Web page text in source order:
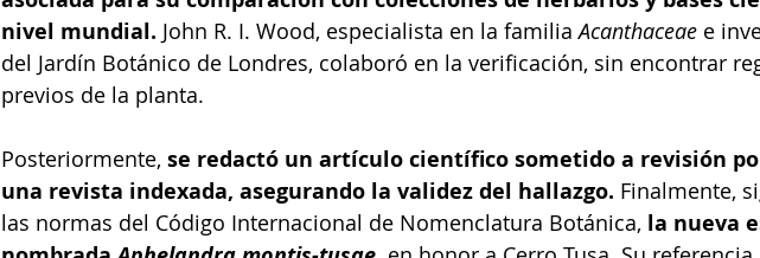
nivel mundial. John R. I. Wood, especialista en la familia Acanthaceae e
del Jardín Botánico de Londres, colaboró en la verificación, sin encontrar
previos de la planta.
Posteriormente, se redactó un artículo científico sometido a revisión
una revista indexada, asegurando la validez del hallazgo. Finalmente,
las normas del Código Internacional de Nomenclatura Botánica, la nueva